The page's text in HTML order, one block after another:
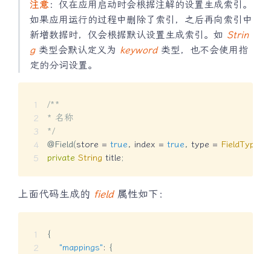
注意 ：仅在应用启动时会根据注解的设置生成索引。
如果应用运行的过程中删除了索引，之后再向索引中
新增数据时，仅会根据默认设置生成索引。如 Strin
g类型会默认定义为 keyword类型，也不会使用指
定的分词设置。
/**
* 名称
*/
@Field(store = true, index = true, type = FieldType
private String title;
上面代码生成的 field属性如下：
{
"mappings": {